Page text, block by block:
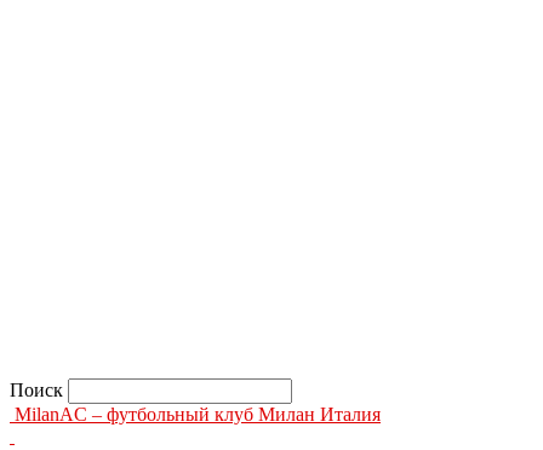
Поиск
MilanAC – футбольный клуб Милан Италия